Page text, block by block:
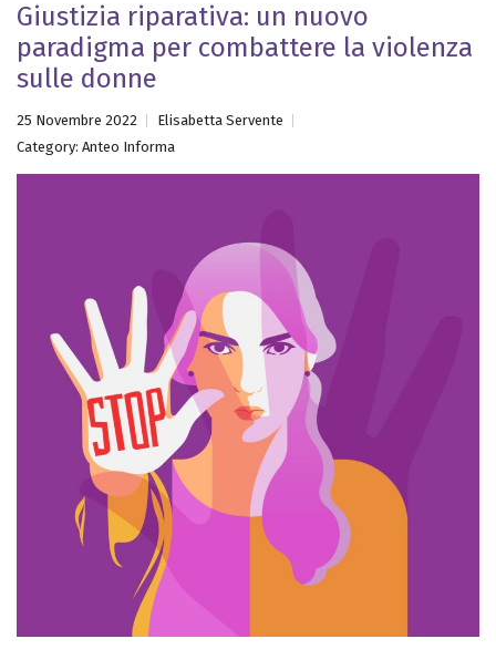
Giustizia riparativa: un nuovo
paradigma per combattere la violenza
sulle donne
25 Novembre 2022
Elisabetta Servente
Category: Anteo Informa